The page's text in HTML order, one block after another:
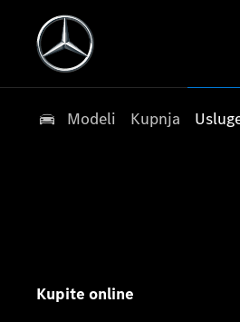
Modeli Kupnja
Kupite online